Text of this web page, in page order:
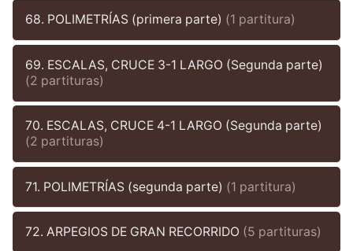
68. POLIMETRÍAS (primera parte) (1 partitura)
69. ESCALAS, CRUCE 3-1 LARGO (Segunda parte)
(2 partituras)
70. ESCALAS, CRUCE 4-1 LARGO (Segunda parte)
(2 partituras)
71. POLIMETRÍAS (segunda parte) (1 partitura)
72. ARPEGIOS DE GRAN RECORRIDO (5 partituras)